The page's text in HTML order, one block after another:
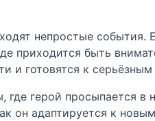
непростые события.
приходится быть
и готовятся к
герой просыпается в
он адаптируется к